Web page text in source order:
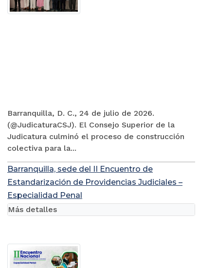
Barranquilla, D. C., 24 de julio de 2026.
(@JudicaturaCSJ). El Consejo Superior de la
Judicatura culminó el proceso de construcción
colectiva para la...
Barranquilla, sede del II Encuentro de
Estandarización de Providencias Judiciales –
Especialidad Penal
Más detalles